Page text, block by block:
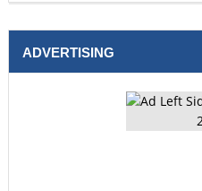
ADVERTISING